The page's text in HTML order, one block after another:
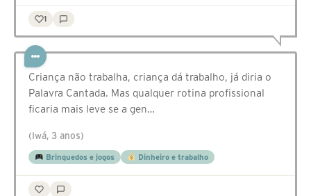
1
Criança não trabalha, criança dá trabalho, já diria o
Palavra Cantada. Mas qualquer rotina profissional
ficaria mais leve se a gen…
(Iwá, 3 anos)
Brinquedos e jogos Dinheiro e trabalho